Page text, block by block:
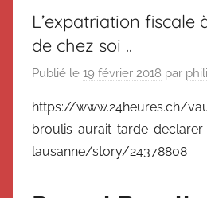
blog
de
Suisse
Magazine
Suisse
Suisse
L’expatriation fiscale
de chez soi ..
Publié le 19 février 2018 par
https://www.24heures.ch/
broulis-aurait-tarde-declarer-
lausanne/story/24378808